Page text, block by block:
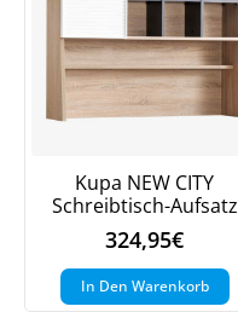
Kupa NEW CITY
Schreibtisch-Aufsatz
324,95€
In Den Warenkorb